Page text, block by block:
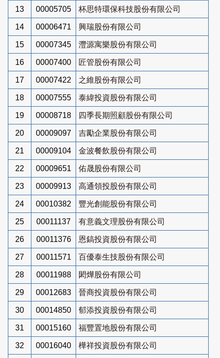
13 00005705 杯思特環保科技股份有限公司
14 00006471 興瑞股份有限公司
15 00007345 灃源寓樂股份有限公司
16 00007400 匠管股份有限公司
17 00007422 之維股份有限公司
18 00007555 泰緯投資股份有限公司
19 00008718 四季長期照顧股份有限公司
20 00009097 吉勵企業股份有限公司
21 00009104 金波餐飲股份有限公司
22 00009651 佑晟股份有限公司
23 00009913 高通領投股份有限公司
24 00010382 豐光創能股份有限公司
25 00011137 有意義文理股份有限公司
26 00011376 恩鎬投資股份有限公司
27 00011571 百優泰生技股份有限公司
28 00011988 閎燁股份有限公司
29 00012683 晉商投資股份有限公司
30 00014850 郁添投資股份有限公司
31 00015160 福豐置地股份有限公司
32 00016040 樺祥投資股份有限公司